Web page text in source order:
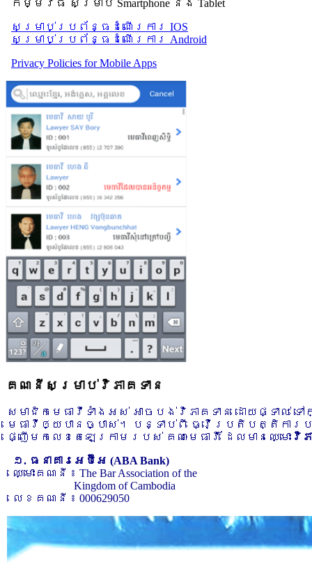
កម្មវិធី សម្រាប់ Smartphone និង Tablet
សម្រាប់​ប្រព័ន្ធដំណើរការ IOS
សម្រាប់​ប្រព័ន្ធដំណើរការ Android
Privacy Policies for Mobile Apps
គណនីសម្រាប់វិភាគទាន
សមាជិកមេធាវីទាំងអស់ អាចបង់វិភាគទាន ដោយផ្ទាល់
មេធាវីឲ្យបានច្បាស់។ បន្ទាប់ពី ធ្វើប្រតិបត្តិកា
ផ្ញើមកលេខតេឡេក្រាមរបស់ គណៈមេធាវី ដែលមានឈ្មោះ វិភ
១. ធនាគារអេប៊ីអេ (ABA Bank)
ឈ្មោះគណនី ៖ The Bar Association of the
Kingdom of Cambodia
លេខគណនី ៖ 000629050